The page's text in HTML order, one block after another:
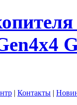
| Контакты |